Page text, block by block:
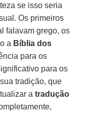
se isso seria
Os primeiros
falavam grego, os
a Bíblia dos
para os
para os
tradição, que
atradução